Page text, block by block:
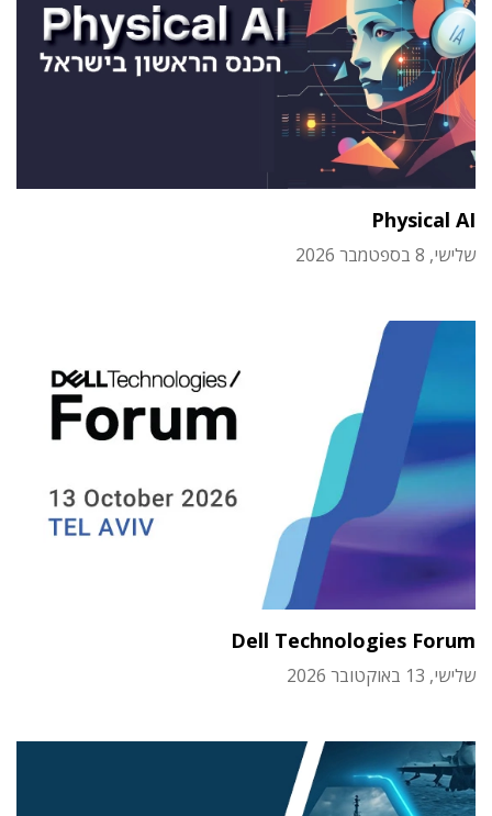
Physical AI
שלישי, 8 בספטמבר 2026
Dell Technologies Forum
שלישי, 13 באוקטובר 2026